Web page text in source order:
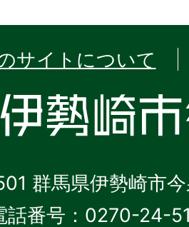
サイトについて
群馬県伊勢崎市
話番号：0270-24-